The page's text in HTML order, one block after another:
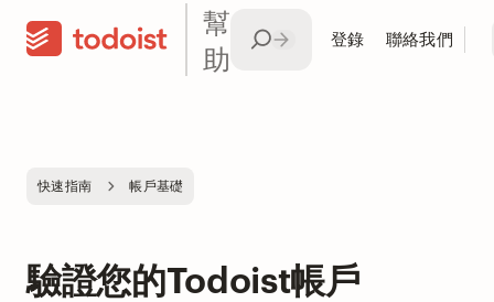
幫
助
登錄 聯絡我們
快速指南 帳戶基礎
驗證您的Todoist帳戶